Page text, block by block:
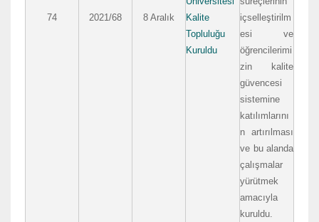
74 2021/68 8 Aralık
Kalite
Topluluğu
Kuruldu
içselleştirilm
esi ve
öğrencilerimi
zin kalite
güvencesi
sistemine
katılımlarını
n artırılması
ve bu alanda
çalışmalar
yürütmek
amacıyla
kuruldu.